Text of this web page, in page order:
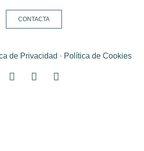
CONTACTA
de Privacidad · Política de Cookies